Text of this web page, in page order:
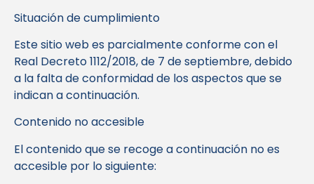
Situación de cumplimiento
Este sitio web es parcialmente conforme con el
Real Decreto 1112/2018, de 7 de septiembre, debido
a la falta de conformidad de los aspectos que se
indican a continuación.
Contenido no accesible
El contenido que se recoge a continuación no es
accesible por lo siguiente: